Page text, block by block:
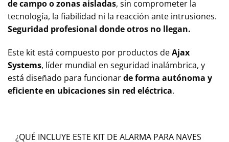
de campo o zonas aisladas, sin comprometer la
tecnología, la fiabilidad ni la reacción ante intrusiones.
Seguridad profesional donde otros no llegan.
Este kit está compuesto por productos deAjax
Systems, líder mundial en seguridad inalámbrica, y
está diseñado para funcionarde forma autónoma y
eficiente en ubicaciones sin red eléctrica.
¿QUÉ INCLUYE ESTE KIT DE ALARMA PARA NAVES